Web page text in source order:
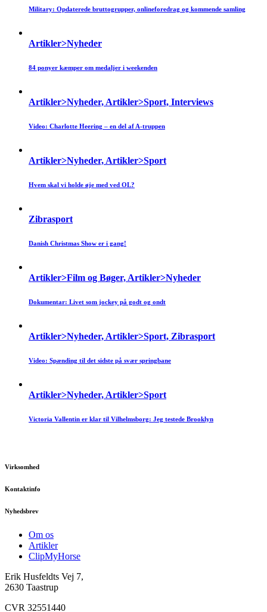
Military: Opdaterede bruttogrupper, onlineforedrag og kommende samling
Artikler>Nyheder
84 ponyer kæmper om medaljer i weekenden
Artikler>Nyheder, Artikler>Sport, Interviews
Video: Charlotte Heering – en del af A-truppen
Artikler>Nyheder, Artikler>Sport
Hvem skal vi holde øje med ved OL?
Zibrasport
Danish Christmas Show er i gang!
Artikler>Film og Bøger, Artikler>Nyheder
Dokumentar: Livet som jockey på godt og ondt
Artikler>Nyheder, Artikler>Sport, Zibrasport
Video: Spænding til det sidste på svær springbane
Artikler>Nyheder, Artikler>Sport
Victoria Vallentin er klar til Vilhelmsborg: Jeg testede Brooklyn
Virksomhed
Kontaktinfo
Nyhedsbrev
Om os
Artikler
ClipMyHorse
Erik Husfeldts Vej 7,
2630 Taastrup
CVR 32551440